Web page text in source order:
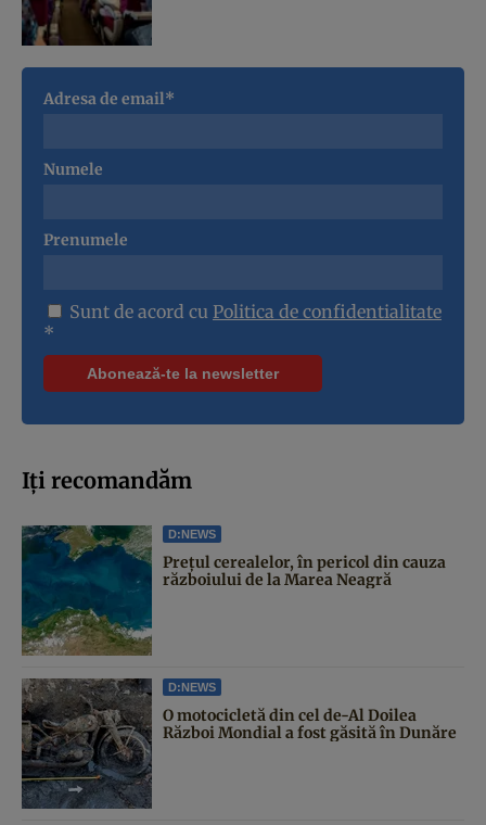
Adresa de email*
Numele
Prenumele
Sunt de acord cu Politica de confidentialitate
*
Iți recomandăm
D:NEWS
Prețul cerealelor, în pericol din cauza
războiului de la Marea Neagră
D:NEWS
O motocicletă din cel de-Al Doilea
Război Mondial a fost găsită în Dunăre